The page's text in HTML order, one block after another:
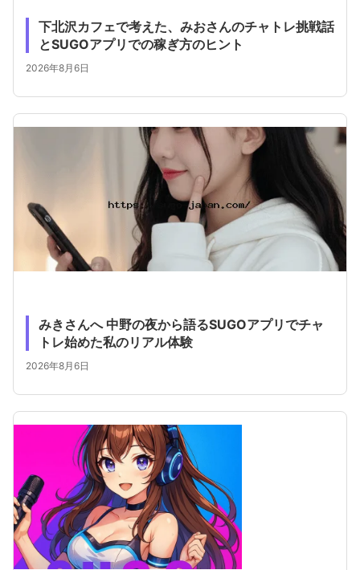
下北沢カフェで考えた、みおさんのチャトレ挑戦話
とSUGOアプリでの稼ぎ方のヒント
2026年8月6日
みきさんへ 中野の夜から語るSUGOアプリでチャ
トレ始めた私のリアル体験
2026年8月6日